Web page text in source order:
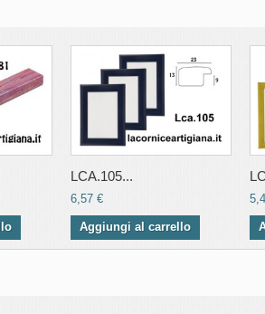
LCA.105...
6,57 €
Aggiungi al carrello